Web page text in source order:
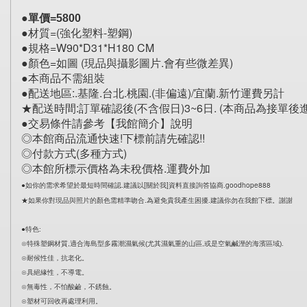
●單價=5800
●材質=(強化塑料-塑鋼)
●規格=W90*D31*H180 CM
●顏色=如圖 (現品與攝影圖片.會有些微差異)
●本商品不需組裝
●配送地區:.基隆.台北.桃園.(非偏遠)/宜蘭.新竹運費另計
★配送時間:訂單確認後(不含假日)3~6日. (本商品為接單後
●交易條件請參考【我館簡介】說明
◎本館商品流通快速!下標前請先確認!!
◎付款方式(多種方式)
◎本館所標示價格為未稅價格.運費外加
●如你的需求希望於最短時間確認.建議以[關於我]資料直接詢答協商.goodhope888
★如果你對現品與照片的顏色需精準吻合.為避免貴我產生困擾.建議你勿在我館下標。謝謝
●特色:
⊙特殊塑鋼材質,適合海島型多霧潮濕氣候(尤其濕氣重的山區,或是空氣鹹溼的海濱區域).
⊙耐候性佳，抗老化。
⊙具絕緣性，不導電。
⊙無毒性，不怕酸鹼，不銹蝕。
⊙塑材可回收再處理利用。